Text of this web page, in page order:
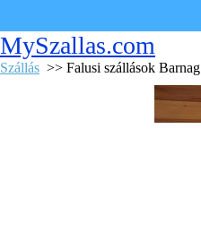
MySzallas.com
Szállás >> Falusi szállások Barnag